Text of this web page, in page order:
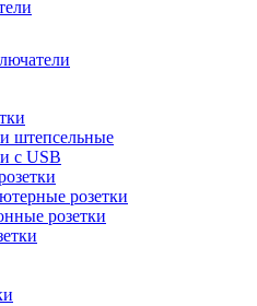
штепсельные
с USB
розетки
розетки